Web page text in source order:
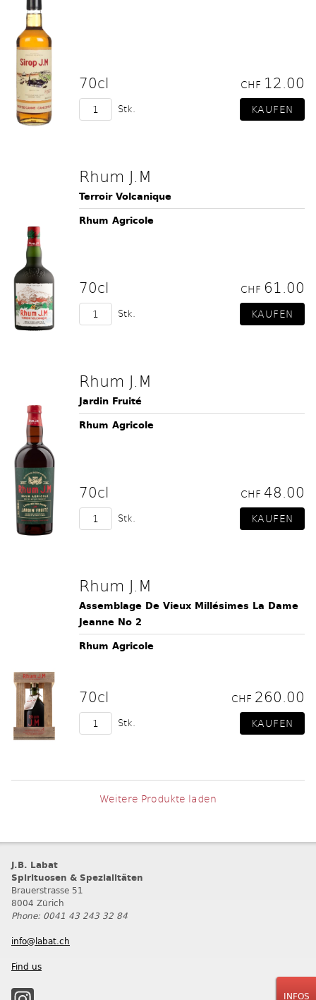
70cl CHF 12.00
Stk.
Rhum J.M
Terroir Volcanique
Rhum Agricole
70cl CHF 61.00
Stk.
Rhum J.M
Jardin Fruité
Rhum Agricole
70cl CHF 48.00
Stk.
Rhum J.M
Assemblage De Vieux Millésimes La Dame
Jeanne No 2
Rhum Agricole
70cl CHF 260.00
Stk.
Weitere Produkte laden
INFOS
J.B. Labat
Spirituosen & Spezialitäten
Brauerstrasse 51
8004 Zürich
Phone: 0041 43 243 32 84
info@labat.ch
Find us